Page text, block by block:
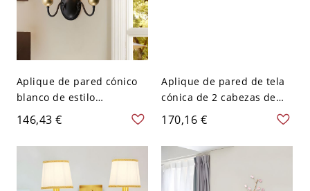
Aplique de pared cónico
blanco de estilo
campestre con tela y 2
cabezas de lámpara
montadas en la pared del
dormitorio con brazo en
espiral
146,43 €
Aplique de pared de tela
cónica de 2 cabezas de
estilo campestre para
dormitorio en latón con
brazo curvo - 110 A 120 V
Latón
170,16 €